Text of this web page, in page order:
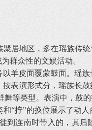
地区，多在瑶族传
群众性的文娱活动。
皮面覆蒙鼓面。瑶
演形式分，瑶族长
类型。表演中，鼓的
拧”的换位展示了动
连南时带入的，其